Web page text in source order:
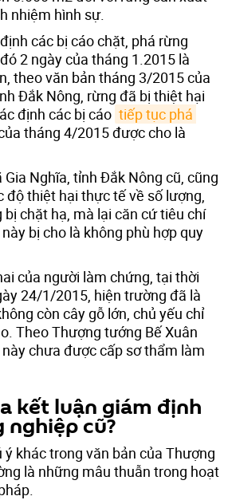
nhiệm hình sự.
các bị cáo chặt, phá rừng
2 ngày của tháng 1.2015 là
theo văn bản tháng 3/2015 của
Đắk Nông, rừng đã bị thiệt hại
định các bị cáo tiếp tục phá
tháng 4/2015 được cho là
Nghĩa, tỉnh Đắk Nông cũ, cũng
độ thiệt hại thực tế về số lượng,
chặt hạ, mà lại căn cứ tiêu chí
bị cho là không phù hợp quy
của người làm chứng, tại thời
24/1/2015, hiện trường đã là
còn cây gỗ lớn, chủ yếu chỉ
Theo Thượng tướng Bế Xuân
chưa được cấp sơ thẩm làm
kết luận giám định
nghiệp cũ?
khác trong văn bản của Thượng
là những mâu thuẫn trong hoạt